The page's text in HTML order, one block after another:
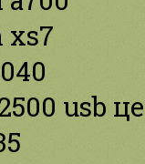
xs7
usb